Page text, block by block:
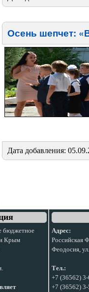
Осень шепчет:
Дата добавления:
бюджетное
Крым
Адрес:
Российская
Феодосия,
Тел.:
+7 (36562)
+7 (36562) 3-